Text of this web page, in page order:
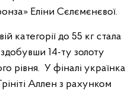
Еліни Сєлємєнєвої.
категорії до 55 кг стала
14-ту золоту
рівня. У фіналі українка
Аллен з рахунком